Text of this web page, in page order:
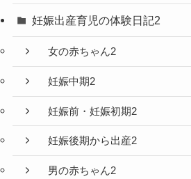
妊娠出産育児の体験日記2
女の赤ちゃん2
妊娠中期2
妊娠前・妊娠初期2
妊娠後期から出産2
男の赤ちゃん2